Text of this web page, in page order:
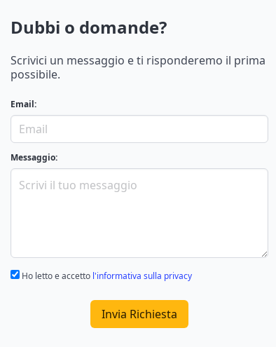
Dubbi o domande?
Scrivici un messaggio e ti risponderemo il prima
possibile.
Email:
Messaggio:
Ho letto e accetto l'informativa sulla privacy
Invia Richiesta